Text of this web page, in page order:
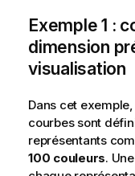
Exemple 1 :
dimension
visualisation
Dans cet
courbes sont
représentants
100 couleurs.